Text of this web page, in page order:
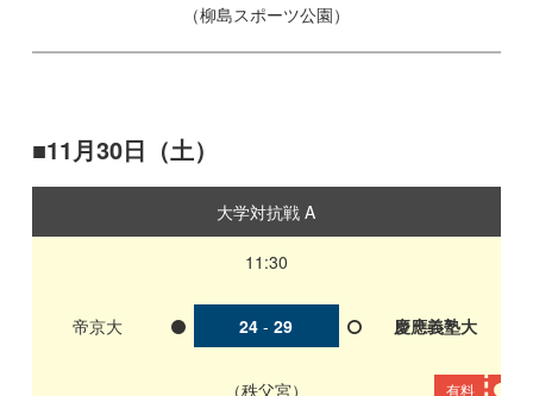
柳島スポーツ公園
11月30日（土）
大学対抗戦 A
11:30
帝京大 24 - 29 慶應義塾大
秩父宮 有料